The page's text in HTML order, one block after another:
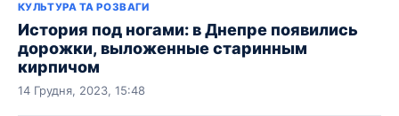
КУЛЬТУРА ТА РОЗВАГИ
История под ногами: в Днепре появились
дорожки, выложенные старинным
кирпичом
14 Грудня, 2023, 15:48